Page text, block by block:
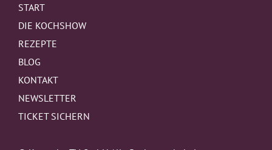
START
DIE KOCHSHOW
REZEPTE
BLOG
KONTAKT
NEWSLETTER
TICKET SICHERN